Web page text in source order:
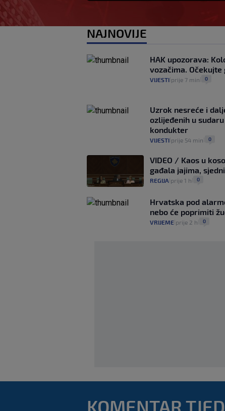
NAJNOVIJE
HAK upozorava:
vozačima. Očekujte
VIJESTI prije 7 min 0
Uzrok nesreće i
ozlijeđenih u
kondukter
VIJESTI prije 54 min 0
VIDEO / Kaos u
gađala jajima,
REGIJA prije 1 h 0
Hrvatska pod
nebo će poprimiti
VRIJEME prije 2 h 0
KOMENTAR